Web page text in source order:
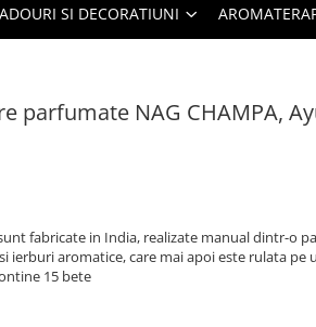
SI DECORATIUNI
parfumate NAG CHAMPA,
fabricate in India, realizate manual dintr-o
ierburi aromatice, care mai apoi este rulata pe
15 bete